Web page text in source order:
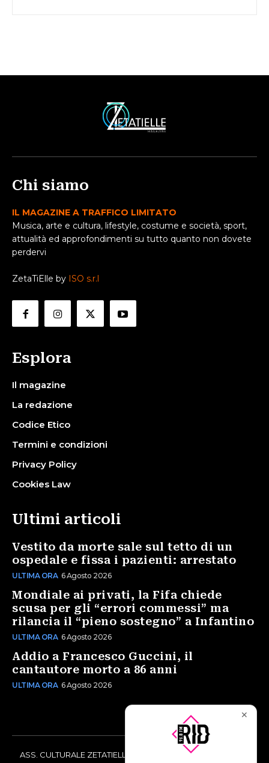
Chi siamo
IL MAGAZINE A TRAFFICO LIMITATO
Musica, arte e cultura, lifestyle, costume e società, sport,
attualità ed approfondimenti su tutto quanto non dovete
perdervi
ZetaTiElle by ISO s.r.l
Esplora
Il magazine
La redazione
Codice Etico
Termini e condizioni
Privacy Policy
Cookies Law
Ultimi articoli
Vestito da morte sale sul tetto di un
ospedale e fissa i pazienti: arrestato
ULTIMA ORA 6 Agosto 2026
Mondiale ai privati, la Fifa chiede
scusa per gli “errori commessi” ma
rilancia il “pieno sostegno” a Infantino
ULTIMA ORA 6 Agosto 2026
Addio a Francesco Guccini, il
cantautore morto a 86 anni
ULTIMA ORA 6 Agosto 2026
ASS. CULTURALE ZETATIELLE OFF via Vittorio Amedeo II, 21 -
✕